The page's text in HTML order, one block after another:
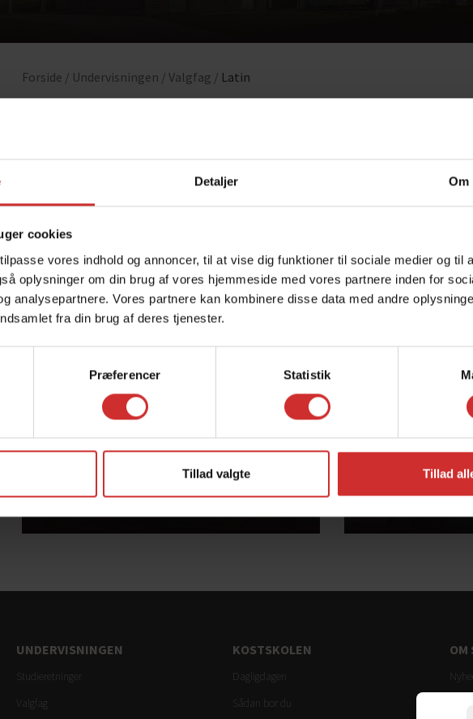
Detaljer Om
cookies
vores indhold og annoncer, til at vise dig funktioner til sociale medier og til
oplysninger om din brug af vores hjemmeside med vores partnere inden for
analysepartnere. Vores partnere kan kombinere disse data med andre
fra din brug af deres tjenester.
Præferencer Statistik
Tillad valgte Tillad
Forside / Undervisningen / Valgfag / Latin
Faget kan vælges som en del af en “supersproglig” studieretning med 3
Latin kan findes i studieretningen:
Engelsk A, Sprog A, Latin C
Bliv elev
UNDERVISNINGEN
Studieretninger
Valgfag
KOSTSKOLEN
Dagligdagen
Sådan bor du
OM